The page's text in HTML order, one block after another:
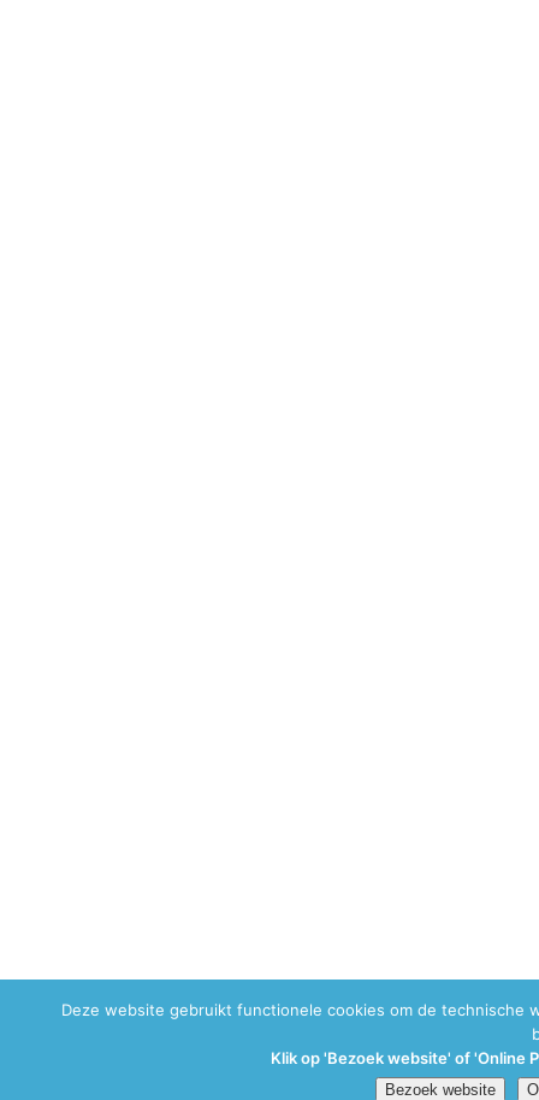
Deze website gebruikt functionele cookies om de technische
Klik op 'Bezoek website' of 'Online
Bezoek website